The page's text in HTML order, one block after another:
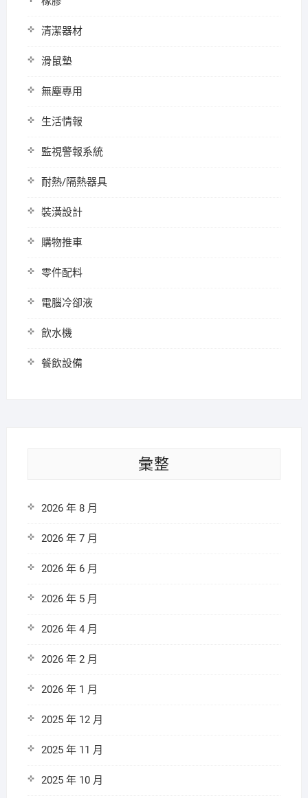
清潔器材
滑鼠墊
無塵專用
生活情報
監視警報系統
耐熱/隔熱器具
裝潢設計
購物推車
零件配料
電腦冷卻液
飲水機
餐飲設備
彙整
2026 年 8 月
2026 年 7 月
2026 年 6 月
2026 年 5 月
2026 年 4 月
2026 年 2 月
2026 年 1 月
2025 年 12 月
2025 年 11 月
2025 年 10 月